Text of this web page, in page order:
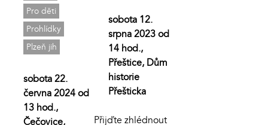
Pro děti
Prohlídky
Plzeň jih
sobota 22.
června 2024 od
13 hod.,
Čečovice,
sobota 12.
srpna 2023 od
14 hod.,
Přeštice, Dům
historie
Přešticka
Přijďte zhlédnout